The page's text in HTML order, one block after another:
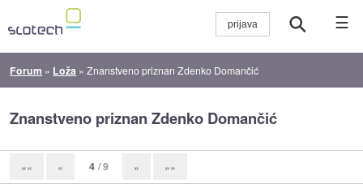
☰
Forum » Loža »Znanstveno priznan Zdenko Domančić
Znanstveno priznan Zdenko Domančić
«« « 4 / 9 » »»